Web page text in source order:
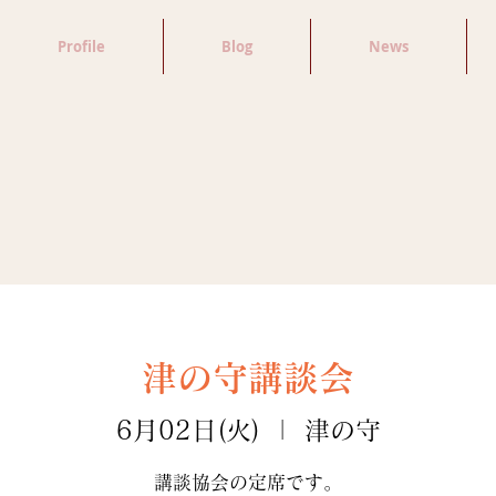
Profile Blog News
津の守講談会
6月02日(火) 津の守
講談協会の定席です。